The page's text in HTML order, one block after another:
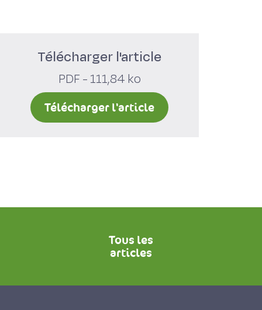
Télécharger l'article
PDF - 111,84 ko
Télécharger l'article
Tous les
articles